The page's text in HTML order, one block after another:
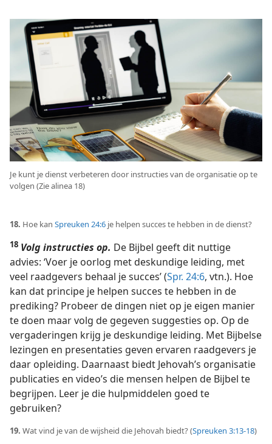
Je kunt je dienst verbeteren door instructies van de organisatie op te
volgen (Zie alinea 18)
18. Hoe kan Spreuken 24:6 je helpen succes te hebben in de dienst?
18 Volg instructies op. De Bijbel geeft dit nuttige
advies: ‘Voer je oorlog met deskundige leiding, met
veel raadgevers behaal je succes’ (Spr. 24:6, vtn.). Hoe
kan dat principe je helpen succes te hebben in de
prediking? Probeer de dingen niet op je eigen manier
te doen maar volg de gegeven suggesties op. Op de
vergaderingen krijg je deskundige leiding. Met Bijbelse
lezingen en presentaties geven ervaren raadgevers je
daar opleiding. Daarnaast biedt Jehovah’s organisatie
publicaties en video’s die mensen helpen de Bijbel te
begrijpen. Leer je die hulpmiddelen goed te
gebruiken?
19. Wat vind je van de wijsheid die Jehovah biedt? (Spreuken 3:13-18)